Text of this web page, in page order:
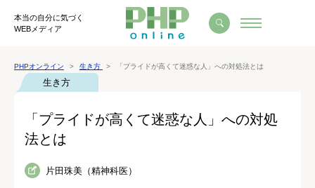
本当の自分に気づく
WEBメディア
PHPオンライン 生き方 「プライドが高くて迷惑な人」への対処法とは
生き方
「プライドが高くて迷惑な人」への対処
法とは
片田珠美（精神科医）